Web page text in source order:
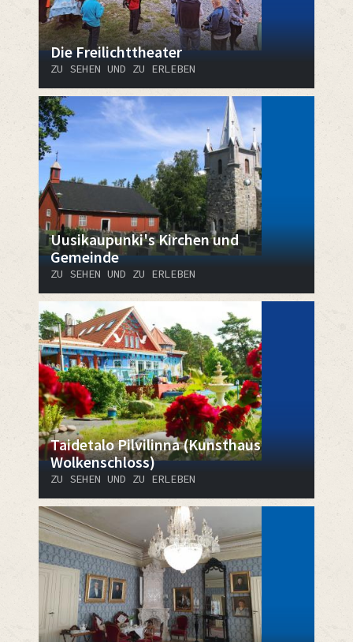
Die Freilichttheater
ZU SEHEN UND ZU ERLEBEN
Uusikaupunki's Kirchen und
Gemeinde
ZU SEHEN UND ZU ERLEBEN
Taidetalo Pilvilinna (Kunsthaus
Wolkenschloss)
ZU SEHEN UND ZU ERLEBEN